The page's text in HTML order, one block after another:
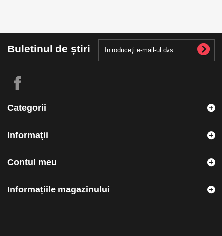
Buletinul de știri
Categorii
Informaţii
Contul meu
Informațiile magazinului